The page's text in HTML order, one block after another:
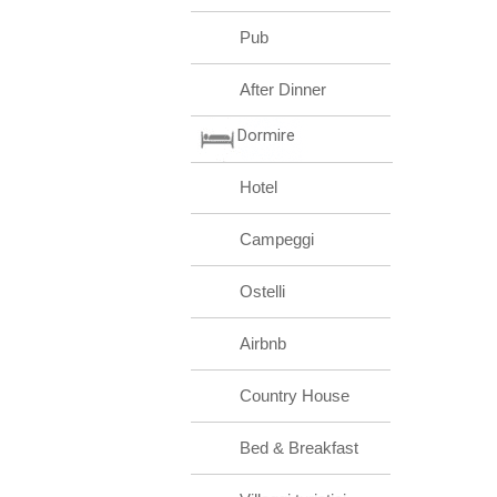
Pub
After Dinner
Dormire
Hotel
Campeggi
Ostelli
Airbnb
Country House
Bed & Breakfast